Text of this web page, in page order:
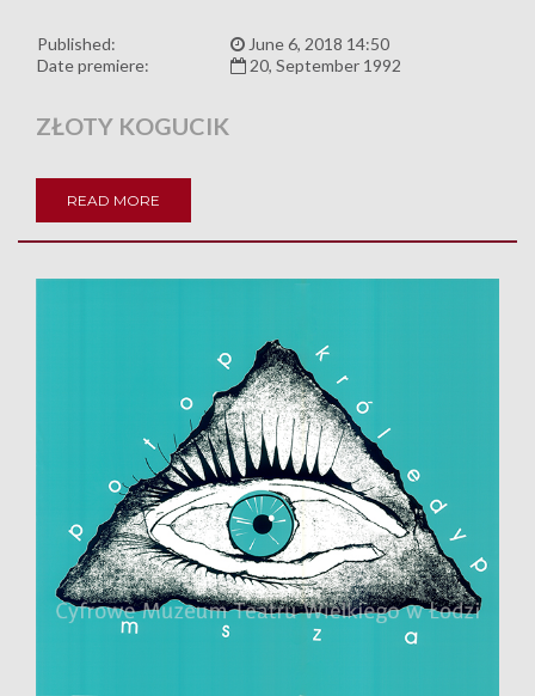
Published:
June 6, 2018 14:50
Date premiere:
20, September 1992
ZŁOTY KOGUCIK
READ MORE